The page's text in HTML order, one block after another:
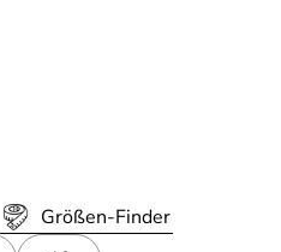
Größen-Finder